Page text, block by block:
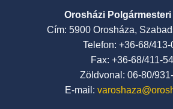
Orosházi Polgármesteri
Cím: 5900 Orosháza,
Telefon: +36-68/413-
Fax: +36-68/411-
Zöldvonal: 06-80/
E-mail: